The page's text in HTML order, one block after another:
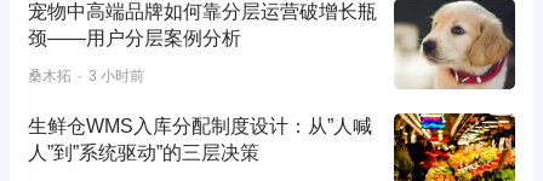
宠物中高端品牌如何靠分层运营破增长瓶
颈——用户分层案例分析
桑木拓 3 小时前
生鲜仓WMS入库分配制度设计：从”人喊
人”到”系统驱动”的三层决策